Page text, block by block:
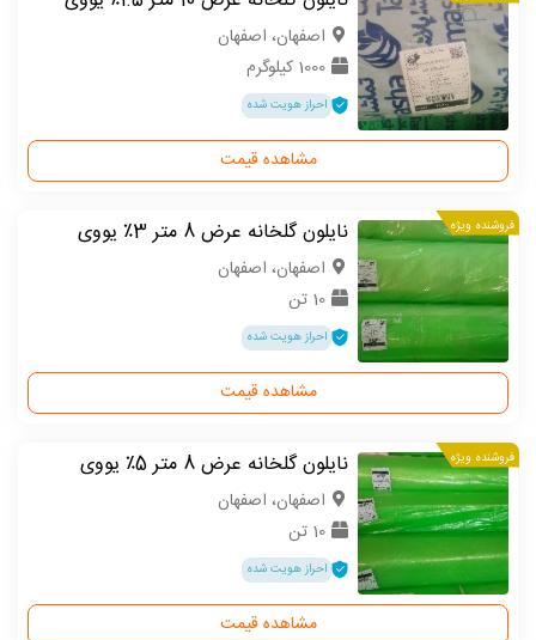
اصفهان، اصفهان
1000 کیلوگرم
احراز هویت شده
مشاهده قیمت
فروشنده ویژه نایلون گلخانه عرض 8 متر 3٪ یووی
اصفهان، اصفهان
10 تن
احراز هویت شده
مشاهده قیمت
فروشنده ویژه نایلون گلخانه عرض 8 متر 5٪ یووی
اصفهان، اصفهان
10 تن
احراز هویت شده
مشاهده قیمت